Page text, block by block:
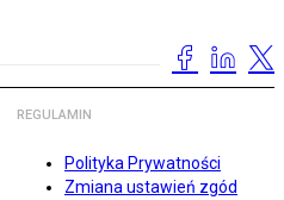
REGULAMIN
Polityka Prywatności
Zmiana ustawień zgód